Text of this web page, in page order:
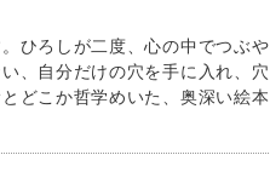
ひろしが二度、心の中でつぶや
、自分だけの穴を手に入れ、穴
どこか哲学めいた、奥深い絵本